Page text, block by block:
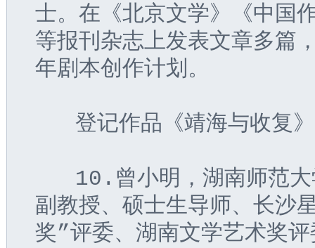
士。在《北京文学》《中国
等报刊杂志上发表文章多篇
年剧本创作计划。
登记作品《靖海与收复》
10.曾小明，湖南师范大
副教授、硕士生导师、长沙
奖”评委、湖南文学艺术奖